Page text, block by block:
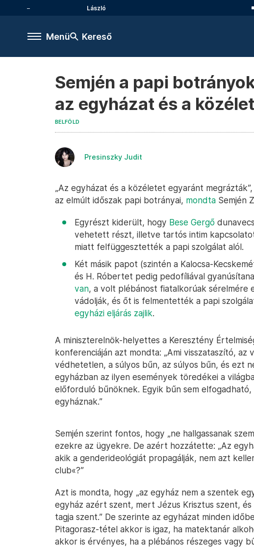
László
Menü Kereső
Semjén a papi
az egyházat és a
BELFÖLD
Presinszky Judit
„Az egyházat és a közéletet egyaránt
az elmúlt időszak papi botrányai, mondta Semjén
Egyrészt kiderült, hogy Bese Gergő
vehetett részt, illetve tartós intim
miatt felfüggesztették a papi szolgálat alól.
Két másik papot (szintén a Kalocsa-
és H. Róbertet pedig pedofíliával
van, a volt plébánost fiatalkorúak sérelmére
vádolják, és őt is felmentették a papi
egyházi eljárás zajlik.
A miniszterelnök-helyettes a Keresztény
konferenciáján azt mondta: „Ami visszataszító, az
védhetetlen, a súlyos bűn, az súlyos bűn, és ezt
egyházban az ilyen események töredékei a
előforduló bűnöknek. Egyik bűn sem
egyháznak.”
Semjén szerint fontos, hogy „ne hallgassanak
ezekre az ügyekre. De azért hozzátette: „Az
akik a genderideológiát propagálják, nem azt
club«?”
Azt is mondta, hogy „az egyház nem a szentek
egyház azért szent, mert Jézus Krisztus szent,
tagja szent.” De szerinte az egyházat minden
Pitagorasz-tétel akkor is igaz, ha matektanár
akkor is érvényes, ha a plébános részeges vagy